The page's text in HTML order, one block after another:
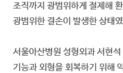
조직까지 광범위하게 절제해
광범위한 결손이 발생한 상태
서울아산병원 성형외과 서현석
기능과 외형을 회복하기 위해